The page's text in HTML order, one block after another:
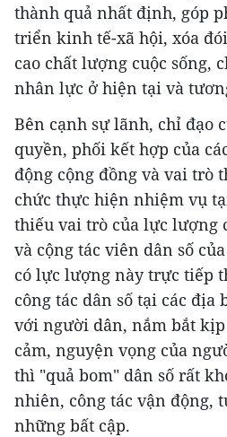
thành quả nhất định, góp
triển kinh tế-xã hội, xóa
cao chất lượng cuộc sống,
nhân lực ở hiện tại và
Bên cạnh sự lãnh, chỉ đạo
quyền, phối kết hợp của
động cộng đồng và vai trò
chức thực hiện nhiệm vụ
thiếu vai trò của lực lượng
và cộng tác viên dân số
có lực lượng này trực tiếp
công tác dân số tại các địa
với người dân, nắm bắt
cảm, nguyện vọng của
thì "quả bom" dân số rất
nhiên, công tác vận động,
những bất cập.